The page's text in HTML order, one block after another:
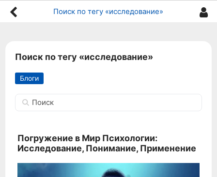
Поиск по тегу «исследование»
Поиск по тегу «исследование»
Блоги
Поиск
Погружение в Мир Психологии:
Исследование, Понимание, Применение